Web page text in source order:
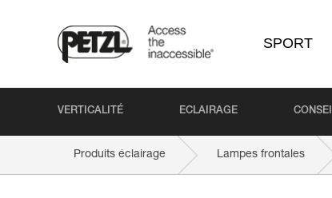
SPORT
VERTICALITÉ ECLAIRAGE
Produits éclairage Lampes frontales